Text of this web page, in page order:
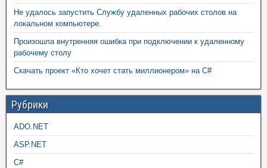
Не удалось запустить Службу удаленных рабочих столов на
локальном компьютере.
Произошла внутренняя ошибка при подключении к удаленному
рабочему столу
Скачать проект «Кто хочет стать миллионером» на C#
Рубрики
ADO.NET
ASP.NET
C#